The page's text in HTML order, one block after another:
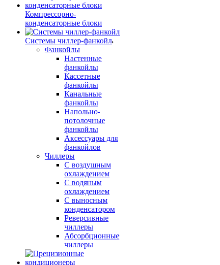
Компрессорно-
конденсаторные блоки
Системы чиллер-фанкойл
Фанкойлы
Настенные
фанкойлы
Кассетные
фанкойлы
Канальные
фанкойлы
Напольно-
потолочные
фанкойлы
Аксессуары для
фанкойлов
Чиллеры
С воздушным
охлаждением
С водяным
охлаждением
С выносным
конденсатором
Реверсивные
чиллеры
Абсорбционные
чиллеры